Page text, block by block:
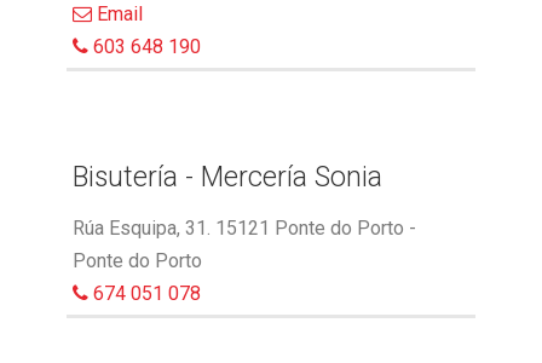
Email
603 648 190
Bisutería - Mercería Sonia
Rúa Esquipa, 31. 15121 Ponte do Porto -
Ponte do Porto
674 051 078